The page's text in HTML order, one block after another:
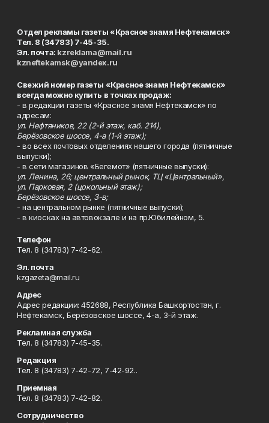
Отдел рекламы газеты «Красное знамя Нефтекамск»
Тел. 8 (34783) 7-45-35.
Эл. почта: kzreklama@mail.ru
kzneftekamsk@yandex.ru
Свежий номер газеты «Красное знамя Нефтекамск»
всегда можно купить в точках продаж:
- в редакции газеты «Красное знамя Нефтекамск» по
адресам:
ул. Нефтяников, 22 (2-й этаж, каб. 214),
Берёзовское шоссе, 4-а (1-й этаж);
- во всех почтовых отделениях нашего города (пятничные
выпуски);
- в сети магазинов «Бегемот» (пятничные выпуски):
ул. Ленина, 26; центральный рынок, ТЦ «Центральный»,
ул. Парковая, 2 (цокольный этаж);
Берёзовское шоссе, 3-в;
- на центральном рынке (пятничные выпуски);
- в киосках на автовокзале и на пр.Юбилейном, 5.
Телефон
Тел. 8 (34783) 7-42-62.
Эл. почта
kzgazeta@mail.ru
Адрес
Адрес редакции: 452688, Республика Башкортостан, г.
Нефтекамск, Берёзовское шоссе, 4-а, 3-й этаж.
Рекламная служба
Тел. 8 (34783) 7-45-35.
Редакция
Тел. 8 (34783) 7-42-72, 7-42-92..
Приемная
Тел. 8 (34783) 7-42-82.
Сотрудничество